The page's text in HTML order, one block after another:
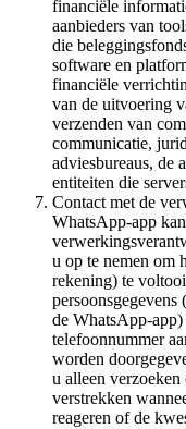
financiële
aanbieders van
die
software en
financiële
van de uitvoering
verzenden van
communicatie,
adviesbureaus, de
entiteiten die
Contact met de
WhatsApp-app
u op te nemen om
rekening) te
de WhatsApp-
telefoonnummer
worden
u alleen verzoeken
verstrekken
reageren of de